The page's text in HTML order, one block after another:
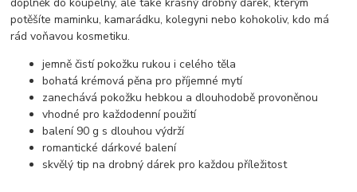
potěšíte maminku, kamarádku, kolegyni nebo kohokoliv, kdo má
rád voňavou kosmetiku.
jemně čistí pokožku rukou i celého těla
bohatá krémová pěna pro příjemné mytí
zanechává pokožku hebkou a dlouhodobě provoněnou
vhodné pro každodenní použití
balení 90 g s dlouhou výdrží
romantické dárkové balení
skvělý tip na drobný dárek pro každou příležitost